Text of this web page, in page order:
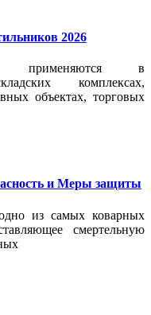
2026
применяются в
комплексах,
объектах, торговых
и Меры защиты
из самых коварных
смертельную